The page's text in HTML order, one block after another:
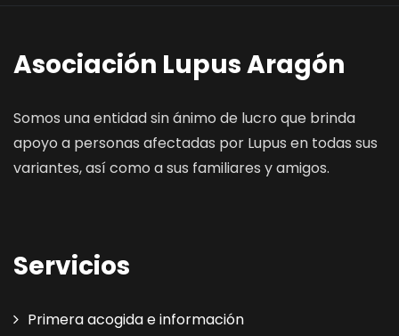
Asociación Lupus Aragón
Somos una entidad sin ánimo de lucro que brinda
apoyo a personas afectadas por Lupus en todas sus
variantes, así como a sus familiares y amigos.
Servicios
Primera acogida e información